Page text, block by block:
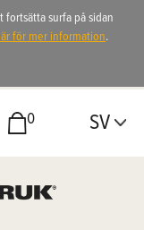
0 SV
fortsätta surfa på sidan
för mer information.